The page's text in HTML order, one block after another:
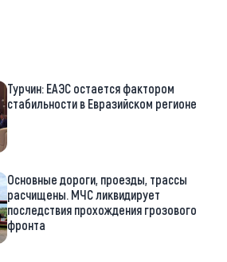
Турчин: ЕАЭС остается фактором
стабильности в Евразийском регионе
Основные дороги, проезды, трассы
расчищены. МЧС ликвидирует
последствия прохождения грозового
фронта